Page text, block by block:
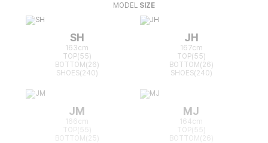
MODEL SIZE
SH
163cm
TOP(55)
BOTTOM(26)
SHOES(240)
JH
167cm
TOP(55)
BOTTOM(26)
SHOES(240)
JM
166cm
TOP(55)
BOTTOM(25)
MJ
164cm
TOP(55)
BOTTOM(26)